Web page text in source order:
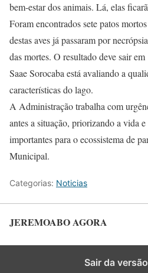
bem-estar dos animais. Lá, elas
Foram encontrados sete patos
destas aves já passaram por
das mortes. O resultado deve sair
Saae Sorocaba está avaliando a
características do lago.
A Administração trabalha com
antes a situação, priorizando a vida
importantes para o ecossistema de
Municipal.
Categorias: Noticias
JEREMOABO AGORA
Sair da